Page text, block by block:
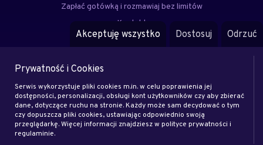
Zapłać gotówką i rozmawiaj bez limitów
Kontakt
FAQ
Eksperci
Zostań klientem
Zostań ekspertem
Akceptuję wszystko Dostosuj Odrzuć
Prywatność i Cookies
Serwis wykorzystuje pliki cookies m.in. w celu poprawienia jej
dostępności, personalizacji, obsługi kont użytkowników czy aby zbierać
dane, dotyczące ruchu na stronie. Każdy może sam decydować o tym
czy dopuszcza pliki cookies, ustawiając odpowiednio swoją
przeglądarkę. Więcej informacji znajdziesz w polityce prywatności i
regulaminie.